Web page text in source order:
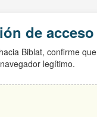
de acceso
Biblat, confirme
legítimo.